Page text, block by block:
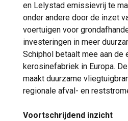
en Lelystad emissievrij te
onder andere door de inzet
voertuigen voor
investeringen in meer
Schiphol betaalt mee aan de
kerosinefabriek in Europa.
maakt duurzame
regionale afval- en
Voortschrijdend inzicht